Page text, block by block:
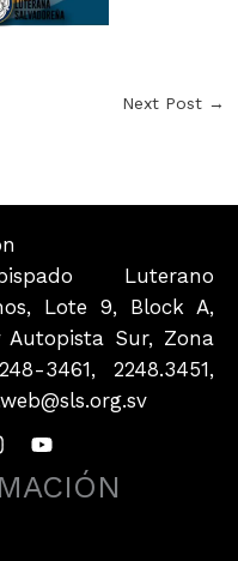
Next Post →
Luterano
Lote 9, Block A,
Autopista Sur, Zona
3461, 2248.3451,